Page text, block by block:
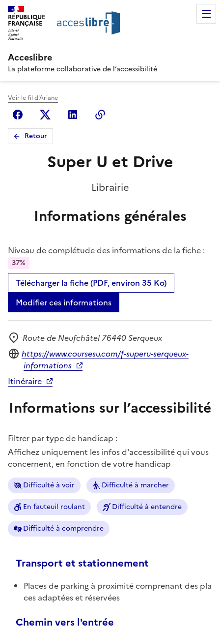
RÉPUBLIQUE
FRANÇAISE
Acceslibre
La plateforme collaborative de l’accessibilité
Voir le fil d'Ariane
FacebookX (anciennement Twitter)
Linkedin
Retour
Super U et Drive
Librairie
Informations générales
Niveau de complétude des informations de la fiche :
37%
Télécharger la fiche (PDF, environ 35 Ko)
Modifier ces informations
Adresse
Route de Neufchâtel 76440 Serqueux
Site internet
https://www.coursesu.com/f-superu-serqueux-
informations
Itinéraire
Informations sur l’accessibilité
Filtrer par type de handicap :
Affichez uniquement les infos d'accessibilité qui vous
concernent, en fonction de votre handicap
Difficulté à voir Difficulté à marcher
En fauteuil roulant Difficulté à entendre
Difficulté à comprendre
Transport et stationnement
Places de parking à proximité comprenant des pla
ces adaptées et réservées
Chemin vers l'entrée